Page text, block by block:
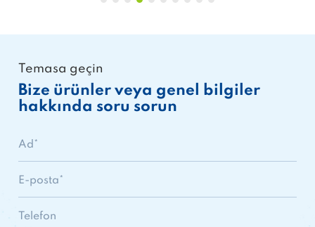
Temasa geçin
Bize ürünler veya genel bilgiler
hakkında soru sorun